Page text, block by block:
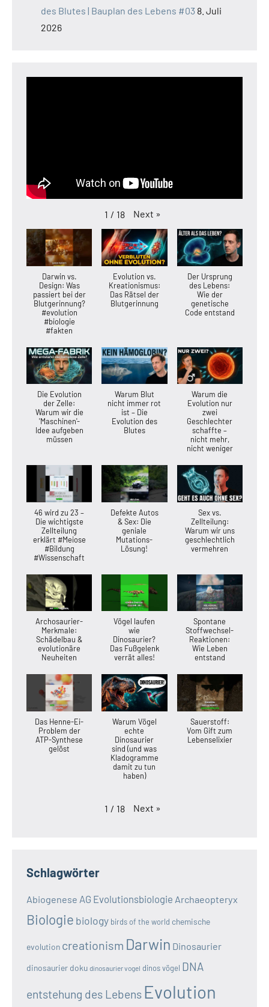
des Blutes | Bauplan des Lebens #03 8. Juli
2026
1 / 18 Next »
Darwin vs.
Design: Was
passiert bei der
Blutgerinnung?
#evolution
#biologie
#fakten
Evolution vs.
Kreationismus:
Das Rätsel der
Blutgerinnung
Der Ursprung
des Lebens:
Wie der
genetische
Code entstand
Die Evolution
der Zelle:
Warum wir die
'Maschinen'-
Idee aufgeben
müssen
Warum Blut
nicht immer rot
ist – Die
Evolution des
Blutes
Warum die
Evolution nur
zwei
Geschlechter
schaffte –
nicht mehr,
nicht weniger
46 wird zu 23 –
Die wichtigste
Zellteilung
erklärt #Meiose
#Bildung
#Wissenschaft
Defekte Autos
& Sex: Die
geniale
Mutations-
Lösung!
Sex vs.
Zellteilung:
Warum wir uns
geschlechtlich
vermehren
Archosaurier-
Merkmale:
Schädelbau &
evolutionäre
Neuheiten
Vögel laufen
wie
Dinosaurier?
Das Fußgelenk
verrät alles!
Spontane
Stoffwechsel-
Reaktionen:
Wie Leben
entstand
Das Henne-Ei-
Problem der
ATP-Synthese
gelöst
Warum Vögel
echte
Dinosaurier
sind (und was
Kladogramme
damit zu tun
haben)
Sauerstoff:
Vom Gift zum
Lebenselixier
1 / 18 Next »
Schlagwörter
Abiogenese AG Evolutionsbiologie Archaeopteryx
Biologie biology birds of the world chemische
evolution creationism Darwin Dinosaurier
dinosaurier doku dinosaurier vogel dinos vögel DNA
entstehung des Lebens Evolution